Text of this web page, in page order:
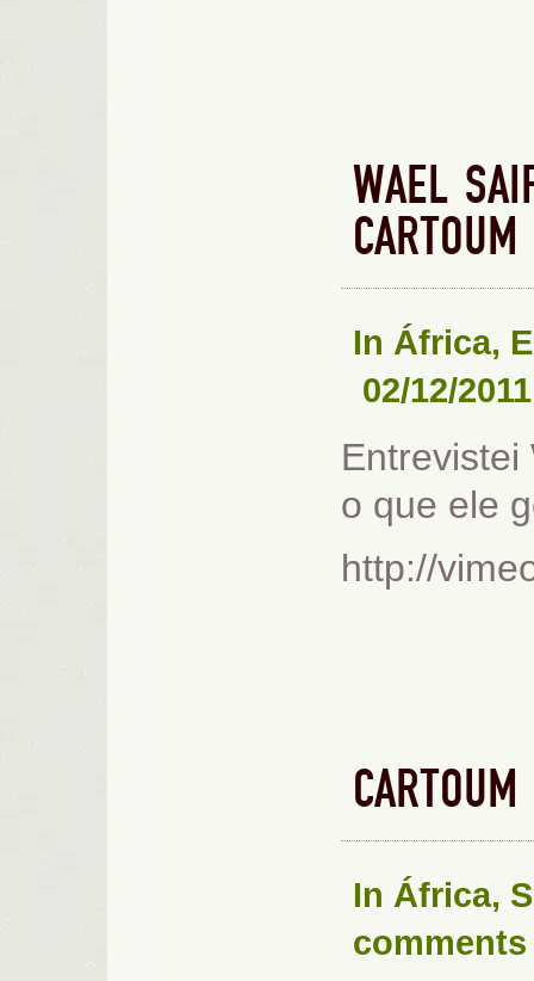
WAEL
CARTOUM
In África,
02/12/2011
Entrevistei
o que ele
http://
In África,
comments